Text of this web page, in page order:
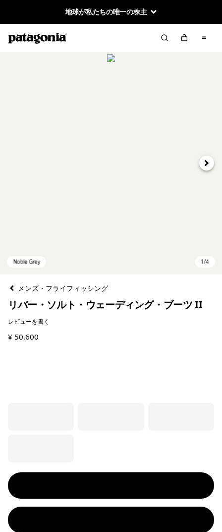
地球が私たちの唯一の株主
次へ
メンズ・フライフィッシング
リバー・ソルト・ウェーディング・ブーツ II
レビューを書く
¥ 50,600